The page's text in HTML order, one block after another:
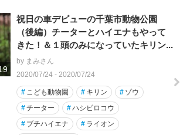
祝日の車デビューの千葉市動物公園
（後編）チーターとハイエナもやって
きた！＆１頭のみになっていたキリン...
by まみさん
2020/07/24 - 2020/07/24
# こども動物園 # キリン # ゾウ
#チーター #ハシビロコウ
# ブチハイエナ # ライオン